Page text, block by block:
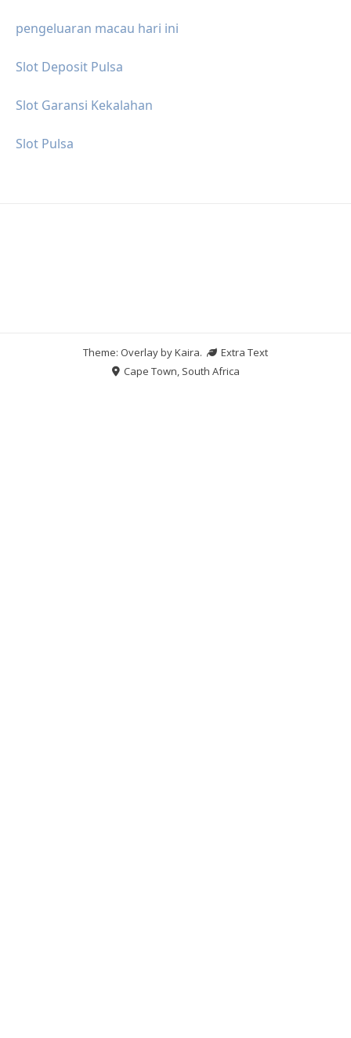
pengeluaran macau hari ini
Slot Deposit Pulsa
Slot Garansi Kekalahan
Slot Pulsa
Theme: Overlay byKaira.
Extra Text
Cape Town, South Africa